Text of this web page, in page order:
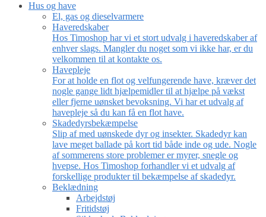
Hus og have
El, gas og dieselvarmere
Haveredskaber
Hos Timoshop har vi et stort udvalg i haveredskaber af
enhver slags. Mangler du noget som vi ikke har, er du
velkommen til at kontakte os.
Havepleje
For at holde en flot og velfungerende have, kræver det
nogle gange lidt hjælpemidler til at hjælpe på vækst
eller fjerne uønsket bevoksning. Vi har et udvalg af
havepleje så du kan få en flot have.
Skadedyrsbekæmpelse
Slip af med uønskede dyr og insekter. Skadedyr kan
lave meget ballade på kort tid både inde og ude. Nogle
af sommerens store problemer er myrer, snegle og
hvepse. Hos Timoshop forhandler vi et udvalg af
forskellige produkter til bekæmpelse af skadedyr.
Beklædning
Arbejdstøj
Fritidstøj